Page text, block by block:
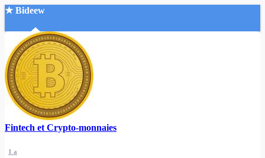
★ Bideew
Accueil
Recherche Avancée
Fintech et Crypto-monnaies
1 a